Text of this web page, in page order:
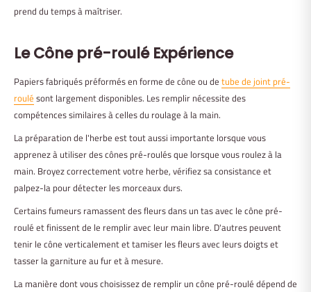
prend du temps à maîtriser.
Le Cône pré-roulé Expérience
Papiers fabriqués préformés en forme de cône ou de tube de joint pré-
roulé sont largement disponibles. Les remplir nécessite des
compétences similaires à celles du roulage à la main.
La préparation de l'herbe est tout aussi importante lorsque vous
apprenez à utiliser des cônes pré-roulés que lorsque vous roulez à la
main. Broyez correctement votre herbe, vérifiez sa consistance et
palpez-la pour détecter les morceaux durs.
Certains fumeurs ramassent des fleurs dans un tas avec le cône pré-
roulé et finissent de le remplir avec leur main libre. D'autres peuvent
tenir le cône verticalement et tamiser les fleurs avec leurs doigts et
tasser la garniture au fur et à mesure.
La manière dont vous choisissez de remplir un cône pré-roulé dépend de